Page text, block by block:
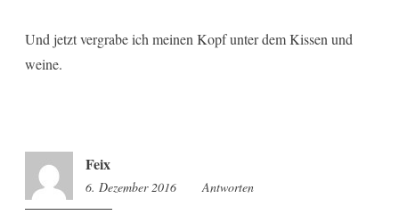
Und jetzt vergrabe ich meinen Kopf unter dem Kissen und
weine.
Feix
6. Dezember 2016 13:37
Antworten